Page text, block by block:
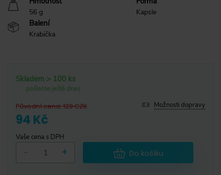
56 g Kapsle
Balení
Krabička
Skladem > 100 ks
pošleme ještě dnes
Původní cena:129CZK
94 Kč
Vaše cena s DPH
Možnosti dopravy
+ Do košíku